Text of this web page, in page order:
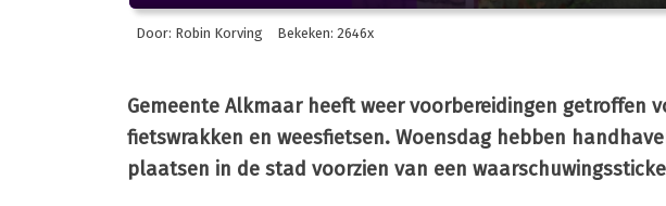
Door: Robin Korving Bekeken: 2646x
Gemeente Alkmaar heeft weer voorbereidingen getroffen
fietswrakken en weesfietsen. Woensdag hebben
plaatsen in de stad voorzien van een